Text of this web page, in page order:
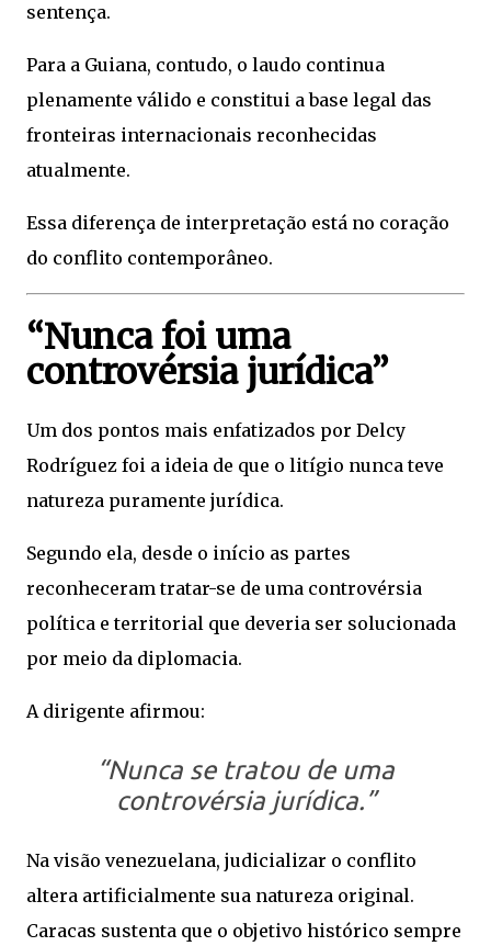
sentença.
Para a Guiana, contudo, o laudo continua
plenamente válido e constitui a base legal das
fronteiras internacionais reconhecidas
atualmente.
Essa diferença de interpretação está no coração
do conflito contemporâneo.
“Nunca foi uma
controvérsia jurídica”
Um dos pontos mais enfatizados por Delcy
Rodríguez foi a ideia de que o litígio nunca teve
natureza puramente jurídica.
Segundo ela, desde o início as partes
reconheceram tratar-se de uma controvérsia
política e territorial que deveria ser solucionada
por meio da diplomacia.
A dirigente afirmou:
“Nunca se tratou de uma
controvérsia jurídica.”
Na visão venezuelana, judicializar o conflito
altera artificialmente sua natureza original.
Caracas sustenta que o objetivo histórico sempre